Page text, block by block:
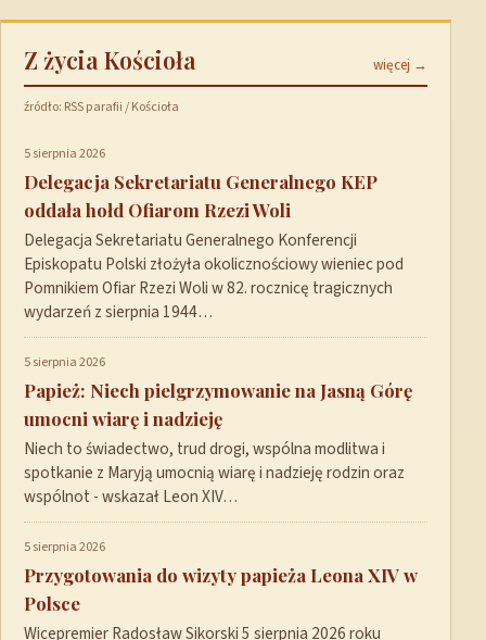
Z życia Kościoła więcej →
źródło: RSS parafii / Kościoła
5 sierpnia 2026
Delegacja Sekretariatu Generalnego KEP
oddała hołd Ofiarom Rzezi Woli
Delegacja Sekretariatu Generalnego Konferencji
Episkopatu Polski złożyła okolicznościowy wieniec pod
Pomnikiem Ofiar Rzezi Woli w 82. rocznicę tragicznych
wydarzeń z sierpnia 1944…
5 sierpnia 2026
Papież: Niech pielgrzymowanie na Jasną Górę
umocni wiarę i nadzieję
Niech to świadectwo, trud drogi, wspólna modlitwa i
spotkanie z Maryją umocnią wiarę i nadzieję rodzin oraz
wspólnot - wskazał Leon XIV…
5 sierpnia 2026
Przygotowania do wizyty papieża Leona XIV w
Polsce
Wicepremier Radosław Sikorski 5 sierpnia 2026 roku